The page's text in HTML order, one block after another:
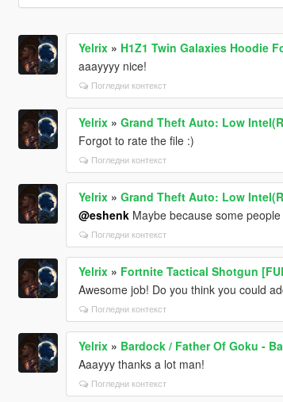
Yelrix» H1Z1 Twin Galaxies Hoodie
aaayyyy nice!
Погледни контекст
Yelrix» Grand Theft Auto: Low
Forgot to rate the file :)
Погледни контекст
Yelrix» Grand Theft Auto: Low
@eshenkMaybe because some
Погледни контекст
Yelrix» Fortnite Tactical Shotgun
Awesome job! Do you think you could
Погледни контекст
Yelrix» Bardock / Father Of Goku -
Aaayyy thanks a lot man!
Погледни контекст